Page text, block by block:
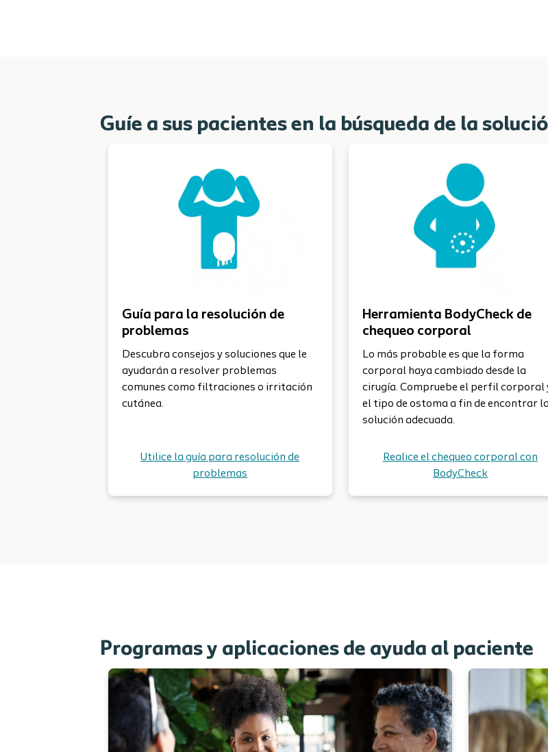
Guíe a sus pacientes en la búsqueda de la
Guía para la resolución de
problemas
Descubra consejos y soluciones que le
ayudarán a resolver problemas
comunes como filtraciones o irritación
cutánea.
Utilice la guía para resolución de
problemas
Herramienta BodyCheck de
chequeo corporal
Lo más probable es que la forma
corporal haya cambiado desde la
cirugía. Compruebe el perfil corporal
el tipo de ostoma a fin de encontrar la
solución adecuada.
Realice el chequeo corporal con
BodyCheck
Programas y aplicaciones de ayuda al paciente